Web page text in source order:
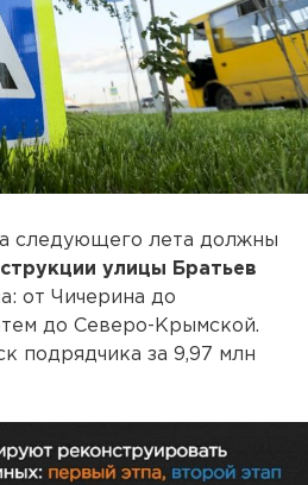
следующего лета должны
улицы Братьев
от Чичерина до
до Северо-Крымской.
подрядчика за 9,97 млн